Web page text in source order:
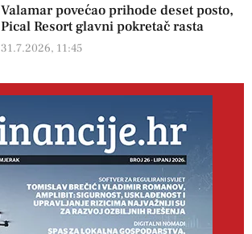
Valamar povećao prihode deset posto,
Pical Resort glavni pokretač rasta
31.7.2026, 11:45